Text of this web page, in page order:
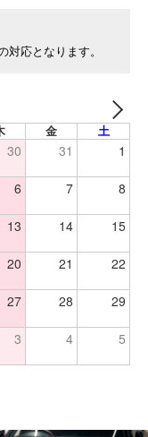
応となります。
金 土
30 31 1
6 7 8
13 14 15
20 21 22
27 28 29
3 4 5